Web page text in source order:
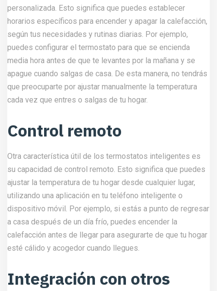
personalizada. Esto significa que puedes establecer
horarios específicos para encender y apagar la calefacción,
según tus necesidades y rutinas diarias. Por ejemplo,
puedes configurar el termostato para que se encienda
media hora antes de que te levantes por la mañana y se
apague cuando salgas de casa. De esta manera, no tendrás
que preocuparte por ajustar manualmente la temperatura
cada vez que entres o salgas de tu hogar.
Control remoto
Otra característica útil de los termostatos inteligentes es
su capacidad de control remoto. Esto significa que puedes
ajustar la temperatura de tu hogar desde cualquier lugar,
utilizando una aplicación en tu teléfono inteligente o
dispositivo móvil. Por ejemplo, si estás a punto de regresar
a casa después de un día frío, puedes encender la
calefacción antes de llegar para asegurarte de que tu hogar
esté cálido y acogedor cuando llegues.
Integración con otros